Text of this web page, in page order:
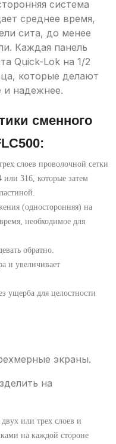
система
среднее время,
сита, до менее
Каждая панель
Quick-Lok на 1/2
которые делают
и надежнее.
сменного
слоев проволочной сетки
316, которые затем
(односторонняя) на
необходимое для
обратно.
и увеличивает
ущерба для целостности
экраны.
на
или трех слоев и
на каждой стороне